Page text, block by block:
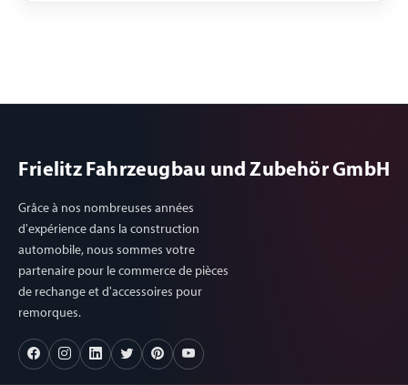
Frielitz Fahrzeugbau und Zubehör GmbH
Grâce à nos nombreuses années
d'expérience dans la construction
automobile, nous sommes votre
partenaire pour le commerce de pièces
de rechange et d'accessoires pour
remorques.